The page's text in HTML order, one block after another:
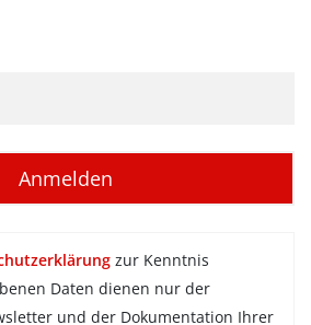
zur Kenntnis
Daten dienen nur der
und der Dokumentation Ihrer